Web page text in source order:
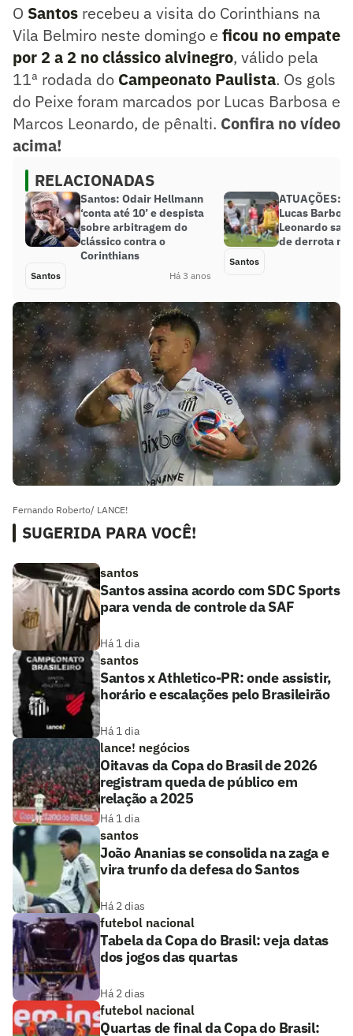
O Santos recebeu a visita do Corinthians na
Vila Belmiro neste domingo e ficou no empate
por 2 a 2 no clássico alvinegro, válido pela
11ª rodada do Campeonato Paulista. Os gols
do Peixe foram marcados por Lucas Barbosa e
Marcos Leonardo, de pênalti. Confira no vídeo
acima!
RELACIONADAS
Santos: Odair Hellmann
‘conta até 10’ e despista
sobre arbitragem do
clássico contra o
Corinthians
Santos Há 3 anos
ATUAÇÕES:
Lucas
Leonardo
de derrota no
Santos
Fernando Roberto/ LANCE!
SUGERIDA PARA VOCÊ!
santos
Santos assina acordo com SDC Sports
para venda de controle da SAF
Há 1 dia
santos
Santos x Athletico-PR: onde assistir,
horário e escalações pelo Brasileirão
Há 1 dia
lance! negócios
Oitavas da Copa do Brasil de 2026
registram queda de público em
relação a 2025
Há 1 dia
santos
João Ananias se consolida na zaga e
vira trunfo da defesa do Santos
Há 2 dias
futebol nacional
Tabela da Copa do Brasil: veja datas
dos jogos das quartas
Há 2 dias
futebol nacional
Quartas de final da Copa do Brasil: